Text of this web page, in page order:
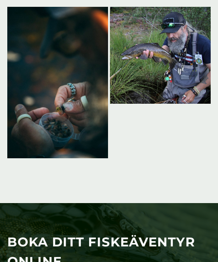
BOKA DITT FISKEÄVENTYR